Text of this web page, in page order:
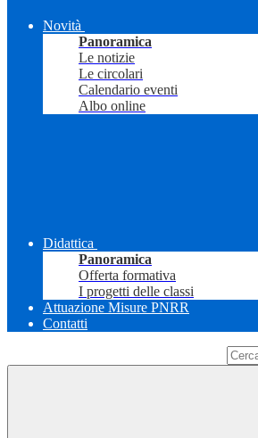
Novità
Panoramica
Le notizie
Le circolari
Calendario eventi
Albo online
Didattica
Panoramica
Offerta formativa
I progetti delle classi
Attuazione Misure PNRR
Contatti